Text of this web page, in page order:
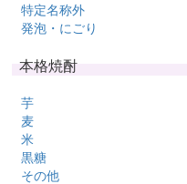
特定名称外
発泡・にごり
本格焼酎
芋
麦
米
黒糖
その他